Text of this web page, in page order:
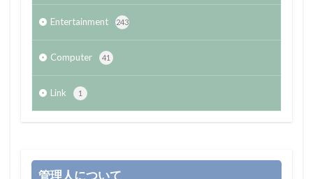
Entertainment 243
Computer 41
Link 1
管理人について